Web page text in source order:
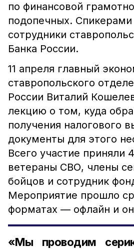
по финансовой
подопечных.
сотрудники
Банка России.
11 апреля главный
ставропольского
России Виталий
лекцию о том, куда
получения налогового
документы для этого
Всего участие приняли
ветераны СВО, члены
бойцов и сотрудник
Мероприятие прошло
форматах — офлайн и
«Мы проводим